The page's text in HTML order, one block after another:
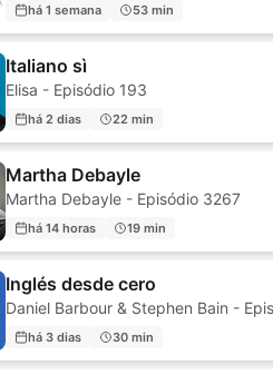
há 1 semana 53 min
Italiano sì
Elisa - Episódio 193
há 2 dias 22 min
Martha Debayle
Martha Debayle - Episódio 3267
há 14 horas 19 min
Inglés desde cero
Daniel Barbour & Stephen Bain -
há 3 dias 30 min